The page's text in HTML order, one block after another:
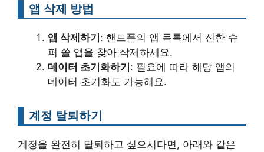
앱 삭제 방법
앱 삭제하기: 핸드폰의 앱 목록에서 신한 슈
퍼 쏠 앱을 찾아 삭제하세요.
데이터 초기화하기: 필요에 따라 해당 앱의
데이터 초기화도 가능해요.
계정 탈퇴하기
계정을 완전히 탈퇴하고 싶으시다면, 아래와 같은